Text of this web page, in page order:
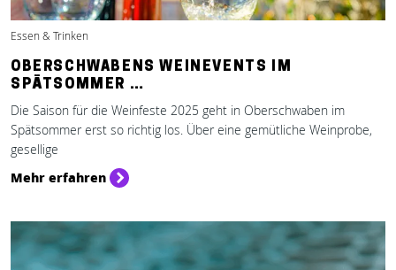
Essen & Trinken
OBERSCHWABENS WEINEVENTS IM
SPÄTSOMMER …
Die Saison für die Weinfeste 2025 geht in Oberschwaben im
Spätsommer erst so richtig los. Über eine gemütliche Weinprobe,
gesellige
Mehr erfahren